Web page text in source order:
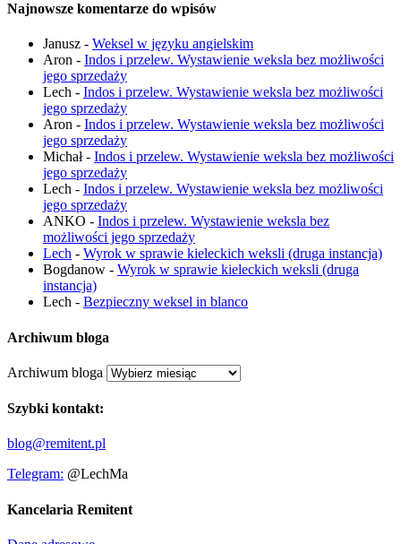
Najnowsze komentarze do wpisów
Janusz - Weksel w języku angielskim
Aron - Indos i przelew. Wystawienie weksla bez możliwości
jego sprzedaży
Lech - Indos i przelew. Wystawienie weksla bez możliwości
jego sprzedaży
Aron - Indos i przelew. Wystawienie weksla bez możliwości
jego sprzedaży
Michał- Indos i przelew. Wystawienie weksla bez możliwości
jego sprzedaży
Lech - Indos i przelew. Wystawienie weksla bez możliwości
jego sprzedaży
ANKO - Indos i przelew. Wystawienie weksla bez
możliwości jego sprzedaży
Lech - Wyrok w sprawie kieleckich weksli (druga instancja)
Bogdanow - Wyrok w sprawie kieleckich weksli (druga
instancja)
Lech - Bezpieczny weksel in blanco
Archiwum bloga
Archiwum bloga
Szybki kontakt:
blog@remitent.pl
Telegram: @LechMa
Kancelaria Remitent